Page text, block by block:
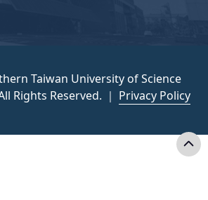
Taiwan University of Science
Rights Reserved. ｜ Privacy Policy